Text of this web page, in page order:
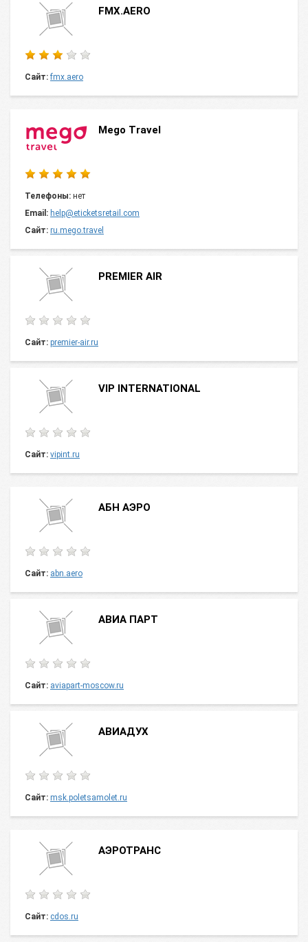
FMX.AERO
Сайт: fmx.aero
Mego Travel
Телефоны: нет
Email: help@eticketsretail.com
Сайт: ru.mego.travel
PREMIER AIR
Сайт: premier-air.ru
VIP INTERNATIONAL
Сайт: vipint.ru
АБН АЭРО
Сайт: abn.aero
АВИА ПАРТ
Сайт: aviapart-moscow.ru
АВИАДУХ
Сайт: msk.poletsamolet.ru
АЭРОТРАНС
Сайт: cdos.ru